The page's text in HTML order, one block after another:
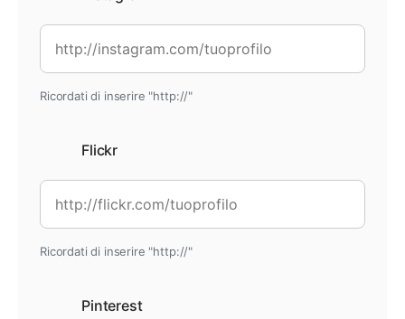
Ricordati di inserire "http://"
Flickr
Ricordati di inserire "http://"
Pinterest